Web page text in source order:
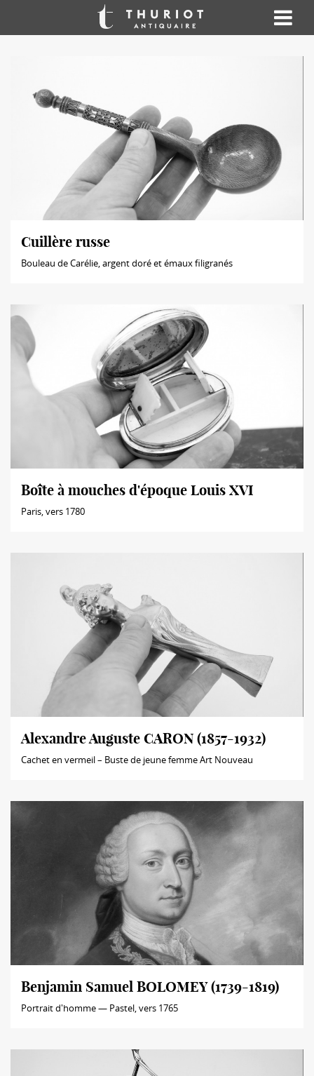
Cuillère russe
Bouleau de Carélie, argent doré et émaux filigranés
Boîte à mouches d'époque Louis XVI
Paris, vers 1780
Alexandre Auguste CARON (1857-1932)
Cachet en vermeil – Buste de jeune femme Art Nouveau
Benjamin Samuel BOLOMEY (1739-1819)
Portrait d'homme — Pastel, vers 1765